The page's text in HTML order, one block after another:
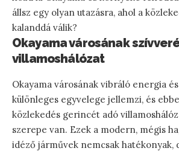
állsz egy olyan utazásra, ahol a
kalanddá válik?
Okayama városának
villamoshálózat
Okayama városának vibráló energia
különleges egyvelege jellemzi, és
közlekedés gerincét adó
szerepe van. Ezek a modern, mégis
idéző járművek nemcsak hatékonyak,